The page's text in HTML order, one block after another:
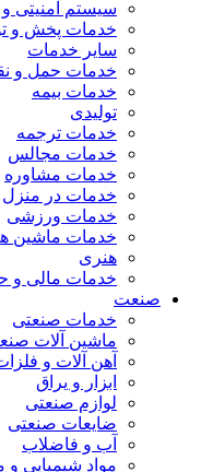
سیستم امنیتی
خدمات پخش و
سایر خدمات
خدمات حمل و
خدمات بیمه
تولیدی
خدمات ترجمه
خدمات مجالس
خدمات مشاوره
خدمات در منزل
خدمات ورزشی
خدمات ماشین
هنری
خدمات مالی و
صنعت
خدمات صنعتی
ماشین آلات
آهن آلات و
ابزار و یراق
لوازم صنعتی
ضایعات صنعتی
آب و فاضلاب
مواد شیمیایی و